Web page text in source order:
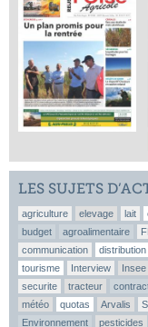
LES SUJETS
agriculture elevage lait
budget
agroalimentaire
communication
distribution
tourisme
Interview Insee
securite
tracteur
météo
quotas Arvalis
Environnement
pesticides